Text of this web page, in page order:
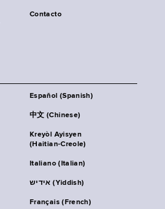
Contacto
Español (Spanish)
中文 (Chinese)
Kreyòl Ayisyen
(Haitian-Creole)
Italiano (Italian)
אידיש (Yiddish)
Français (French)